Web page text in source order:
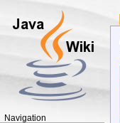
Navigation